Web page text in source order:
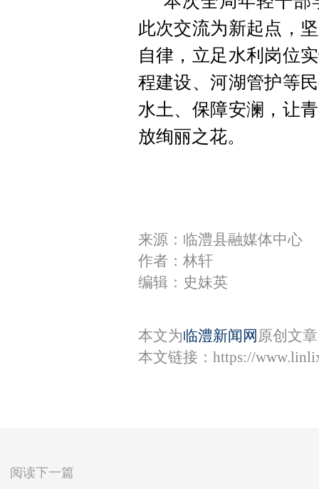
此次交流为新起点，
自律，立足水利岗位
程建设、河湖管护等
水土、保障安澜，让
放绚丽之花。
来源：临澧县融媒体中心
作者：林轩
编辑：史妹英
本文为临澧新闻网 原创文
本文链接： https://
阅读下一篇